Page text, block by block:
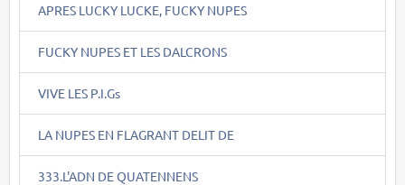
APRES LUCKY LUCKE, FUCKY NUPES
FUCKY NUPES ET LES DALCRONS
VIVE LES P.I.Gs
LA NUPES EN FLAGRANT DELIT DE
333.L'ADN DE QUATENNENS